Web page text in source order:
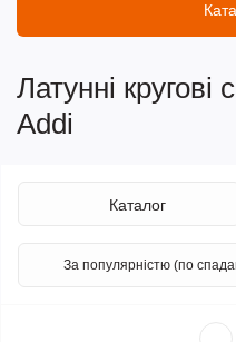
Латунні кругові
Addi
Каталог